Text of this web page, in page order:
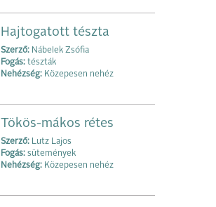
Hajtogatott tészta
Szerző: Nábelek Zsófia
Fogás: tészták
Nehézség: Közepesen nehéz
Tökös-mákos rétes
Szerző: Lutz Lajos
Fogás: sütemények
Nehézség: Közepesen nehéz